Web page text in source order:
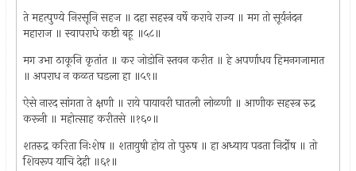
ते महत्पुण्ये निरसूनि सहज ॥ दहा सहस्त्र वर्षे करावे राज्य ॥ मग तो सूर्यनंदन
महाराज ॥ स्वापराधे कष्टी बहू ॥५८॥
मग उभा ठाकूनि कृतांत ॥ कर जोडोनि स्तवन करीत ॥ हे अपर्णाधव हिमनगजामात
॥ अपराध न कळत घडला हा ॥५९॥
ऐसे नारद सांगता ते क्षणी ॥ राये पायावरी घातली लोळणी ॥ आणीक सहस्त्र रुद्र
करूनी ॥ महोत्साह करीतसे ॥१६०॥
शतरुद्र करिता निःशेष ॥ शतायुषी होय तो पुरुष ॥ हा अध्याय पढता निर्दोष ॥ तो
शिवरूप याचि देही ॥६१॥